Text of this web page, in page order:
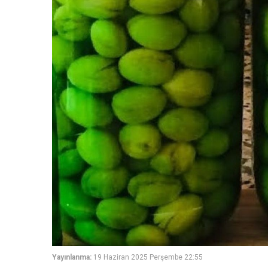
Yayınlanma: 19 Haziran 2025 Perşembe 22:55